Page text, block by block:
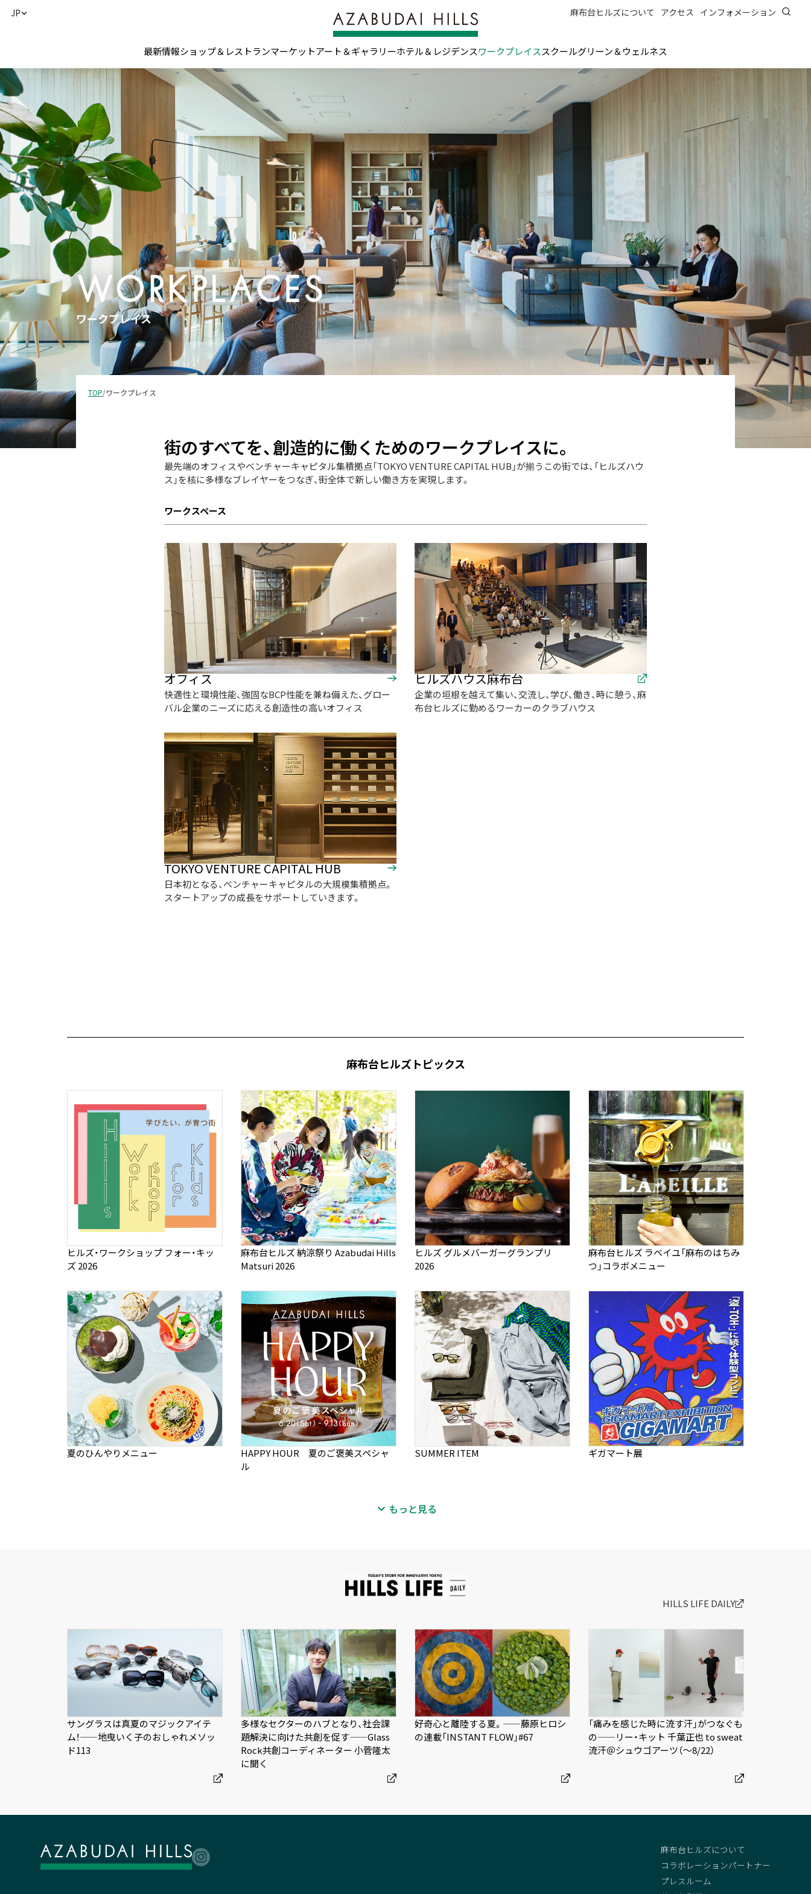
JP 麻布台ヒルズについて アクセス インフォメーション
最新情報ショップ＆レストランマーケットアート＆ギャラリーホテル＆レジデンスワークプレイススクールグリーン＆ウェルネス
WORKPLACES
ワークプレイス
TOP/ワークプレイス
街のすべてを、創造的に働くためのワークプレイスに。
最先端のオフィスやベンチャーキャピタル集積拠点「TOKYO VENTURE CAPITAL HUB」が揃うこの街では、「ヒルズハウ
ス」を核に多様なブレイヤーをつなぎ、街全体で新しい働き方を実現します。
ワークスペース
オフィス
快適性と環境性能、強固なBCP性能を兼ね備えた、グロー
バル企業のニーズに応える創造性の高いオフィス
ヒルズハウス麻布台
企業の垣根を越えて集い、交流し、学び、働き、時に憩う、麻
布台ヒルズに勤めるワーカーのクラブハウス
TOKYO VENTURE CAPITAL HUB
日本初となる、ベンチャーキャピタルの大規模集積拠点。
スタートアップの成長をサポートしていきます。
麻布台ヒルズトピックス
ヒルズ・ワークショップ フォー・キッ
ズ 2026
麻布台ヒルズ 納涼祭り Azabudai Hills
Matsuri 2026
ヒルズ グルメバーガーグランプリ
2026
麻布台ヒルズ ラベイユ「麻布のはちみ
つ」コラボメニュー
夏のひんやりメニュー
HAPPY HOUR 夏のご褒美スペシャ
ル
SUMMER ITEM ギガマート展
もっと見る
HILLS LIFE DAILY
サングラスは真夏のマジックアイテ
ム！——地曳いく子のおしゃれメソッ
ド113
多様なセクターのハブとなり、社会課
題解決に向けた共創を促す——Glass
Rock共創コーディネーター 小菅隆太
に聞く
好奇心と離陸する夏。——藤原ヒロシ
の連載「INSTANT FLOW」#67
「痛みを感じた時に流す汗」がつなぐも
の——リー・キット 千葉正也 to sweat
流汗＠シュウゴアーツ（〜8/22）
麻布台ヒルズについて
コラボレーションパートナー
プレスルーム